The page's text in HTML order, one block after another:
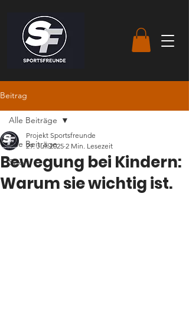
Beitrag
Alle Beiträge
Sport
Alle Beiträge
Bewegung bei Kindern:
Warum sie wichtig ist.
Projekt Sportsfreunde
29. Juli 2025 2 Min. Lesezeit